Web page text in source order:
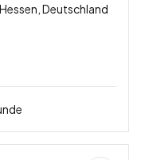
Deutschland